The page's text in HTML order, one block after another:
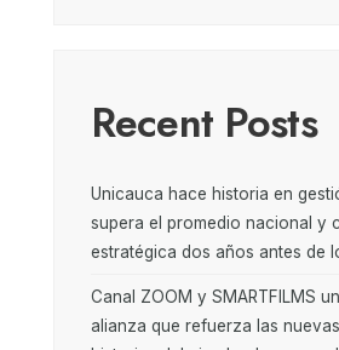
Recent Posts
Unicauca hace historia en
supera el promedio nacional y
estratégica dos años antes de
Canal ZOOM y SMARTFILMS
alianza que refuerza las